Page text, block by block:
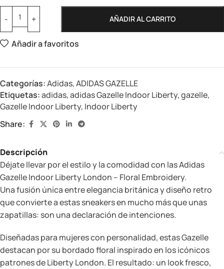
AÑADIR AL CARRITO
Añadir a favoritos
Categorías:Adidas,ADIDAS GAZELLE
Etiquetas:adidas,adidas Gazelle Indoor Liberty,gazelle,
Gazelle Indoor Liberty, Indoor Liberty
Share:
Descripción
Déjate llevar por el estilo y la comodidad con las Adidas
Gazelle Indoor Liberty London – Floral Embroidery.
Una fusión única entre elegancia británica y diseño retro
que convierte a estas sneakers en mucho más que unas
zapatillas: son una declaración de intenciones.
Diseñadas para mujeres con personalidad, estas Gazelle
destacan por su bordado floral inspirado en los icónicos
patrones de Liberty London. El resultado: un look fresco,